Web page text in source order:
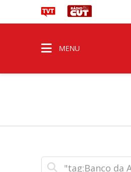
MENU